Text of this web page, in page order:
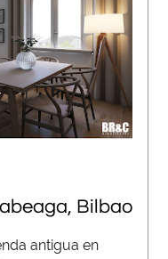
Bilbao
antigua en